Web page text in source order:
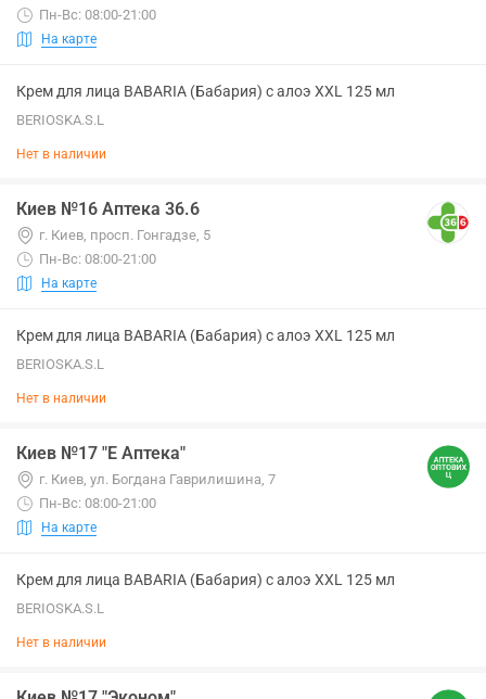
Пн-Вс: 08:00-21:00
На карте
Крем для лица BABARIA (Бабария) с алоэ XXL 125 мл
BERIOSKA.S.L
Нет в наличии
Киев №16 Аптека 36.6
г. Киев, просп. Гонгадзе, 5
Пн-Вс: 08:00-21:00
На карте
Крем для лица BABARIA (Бабария) с алоэ XXL 125 мл
BERIOSKA.S.L
Нет в наличии
Киев №17 "Е Аптека"
г. Киев, ул. Богдана Гаврилишина, 7
Пн-Вс: 08:00-21:00
На карте
Крем для лица BABARIA (Бабария) с алоэ XXL 125 мл
BERIOSKA.S.L
Нет в наличии